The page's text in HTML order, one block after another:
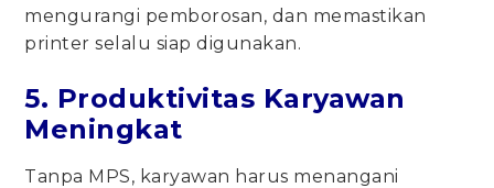
mengurangi pemborosan, dan memastikan
printer selalu siap digunakan.
5. Produktivitas Karyawan
Meningkat
Tanpa MPS, karyawan harus menangani